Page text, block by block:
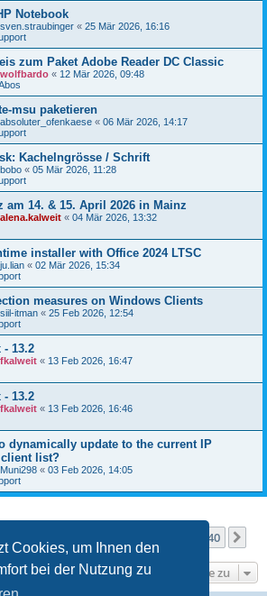
Cookies, um Ihnen den
bei der Nutzung zu
Notebook
sven.straubinger « 25 Mär 2026, 16:16
zum Paket Adobe Reader DC Classic
wolfbardo « 12 Mär 2026, 09:48
msu paketieren
absoluter_ofenkaese « 06 Mär 2026, 14:17
Kachelngrösse / Schrift
bobo « 05 Mär 2026, 11:28
am 14. & 15. April 2026 in Mainz
alena.kalweit « 04 Mär 2026, 13:32
installer with Office 2024 LTSC
ju.lian « 02 Mär 2026, 15:34
measures on Windows Clients
siil-itman « 25 Feb 2026, 12:54
13.2
fkalweit « 13 Feb 2026, 16:47
13.2
fkalweit « 13 Feb 2026, 16:46
dynamically update to the current IP
list?
Muni298 « 03 Feb 2026, 14:05
40
Gehe zu